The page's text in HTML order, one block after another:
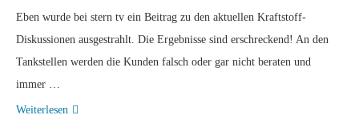
Eben wurde bei stern tv ein Beitrag zu den aktuellen Kraftstoff-
Diskussionen ausgestrahlt. Die Ergebnisse sind erschreckend! An den
Tankstellen werden die Kunden falsch oder gar nicht beraten und
immer …
Weiterlesen